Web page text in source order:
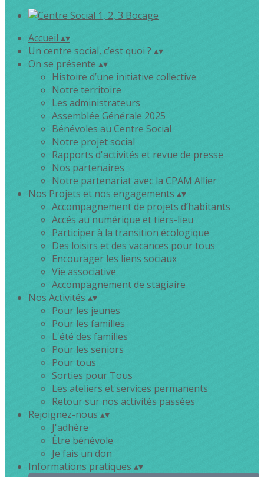
Accueil ▴▾
Un centre social, c’est quoi ? ▴▾
On se présente ▴▾
Histoire d’une initiative collective
Notre territoire
Les administrateurs
Assemblée Générale 2025
Bénévoles au Centre Social
Notre projet social
Rapports d'activités et revue de presse
Nos partenaires
Notre partenariat avec la CPAM Allier
Nos Projets et nos engagements ▴▾
Accompagnement de projets d’habitants
Accés au numérique et tiers-lieu
Participer à la transition écologique
Des loisirs et des vacances pour tous
Encourager les liens sociaux
Vie associative
Accompagnement de stagiaire
Nos Activités ▴▾
Pour les jeunes
Pour les familles
L'été des familles
Pour les seniors
Pour tous
Sorties pour Tous
Les ateliers et services permanents
Retour sur nos activités passées
Rejoignez-nous ▴▾
J'adhère
Être bénévole
Je fais un don
Informations pratiques ▴▾